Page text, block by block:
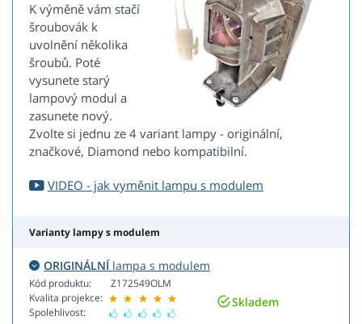
K výměně vám stačí
šroubovák k
uvolnění několika
šroubů. Poté
vysunete starý
lampový modul a
zasunete nový.
Zvolte si jednu ze 4 variant lampy - originální,
značkové, Diamond nebo kompatibilní.
VIDEO - jak vyměnit lampu s modulem
Varianty lampy s modulem
ORIGINÁLNÍlampa s modulem
Kód produktu:
Kvalita projekce:
Spolehlivost:
Z172549OLM
Skladem